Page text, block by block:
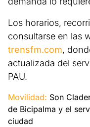
Los horarios,
consultarse en las
trensfm.com,
actualizada del
PAU.
Movilidad: Son
de Bicipalma y el
ciudad